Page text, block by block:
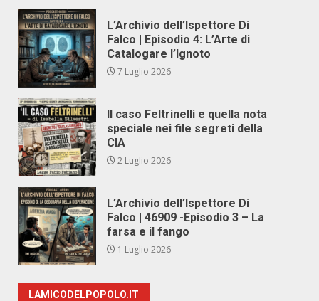
L’Archivio dell’Ispettore Di
Falco | Episodio 4: L’Arte di
Catalogare l’Ignoto
7 Luglio 2026
Il caso Feltrinelli e quella nota
speciale nei file segreti della
CIA
2 Luglio 2026
L’Archivio dell’Ispettore Di
Falco | 46909 -Episodio 3 – La
farsa e il fango
1 Luglio 2026
LAMICODELPOPOLO.IT